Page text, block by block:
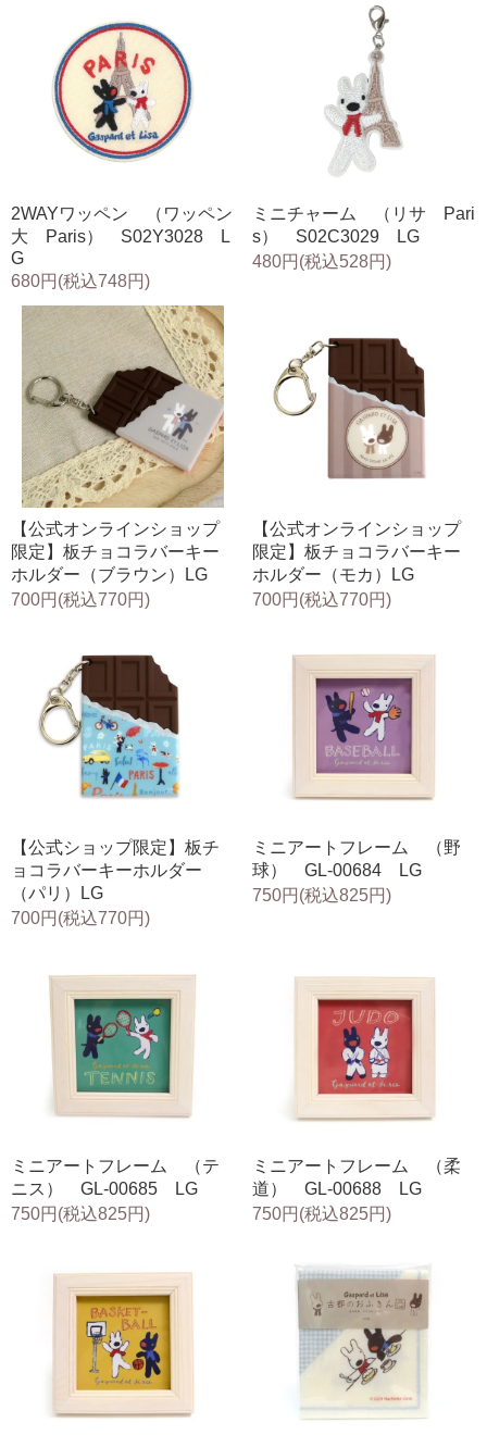
2WAYワッペン （ワッペン
大 Paris） S02Y3028 L
G
680円(税込748円)
ミニチャーム （リサ Pari
s） S02C3029 LG
480円(税込528円)
【公式オンラインショップ
限定】板チョコラバーキー
ホルダー（ブラウン）LG
700円(税込770円)
【公式オンラインショップ
限定】板チョコラバーキー
ホルダー（モカ）LG
700円(税込770円)
【公式ショップ限定】板チ
ョコラバーキーホルダー
（パリ）LG
700円(税込770円)
ミニアートフレーム （野
球） GL-00684 LG
750円(税込825円)
ミニアートフレーム （テ
ニス） GL-00685 LG
750円(税込825円)
ミニアートフレーム （柔
道） GL-00688 LG
750円(税込825円)